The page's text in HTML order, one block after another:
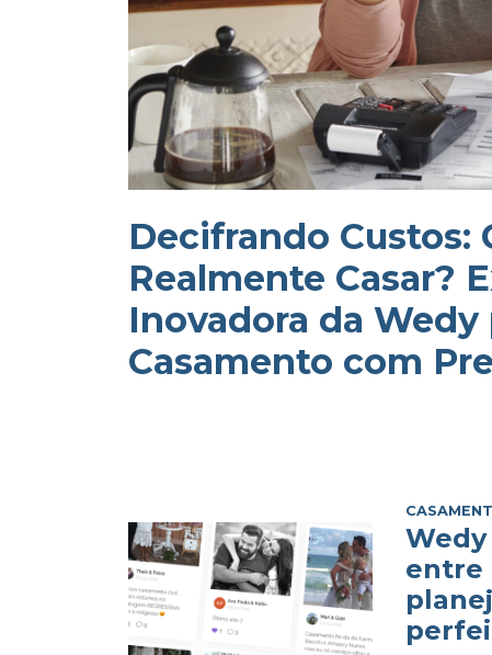
Decifrando Custos:
Realmente Casar?
Inovadora da Wedy
Casamento com
entre